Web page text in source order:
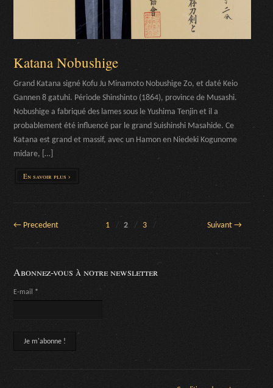
Katana Nobushige
Grand Katana signé Kofu Ju Minamoto Nobushige Zo, et daté Keio
Gannen 8 gatuhi. Période Shinshinto (1864), province de Musashi.
Nobushige a fabriqué des lames sous le Yushima Tenjin et il a
probablement été influencé par le grand Suishinshi Masahide. Ce
Katana est grand et massif, avec un Hamon en Niedeki Kogunome
midare, […]
En savoir plus ›
← Precedent 1 2 3 Suivant →
Abonnez-vous à notre newsletter
E-mail *